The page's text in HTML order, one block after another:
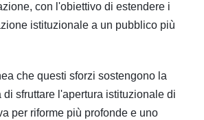
con l'obiettivo di estendere i
istituzionale a un pubblico più
che questi sforzi sostengono la
sfruttare l'apertura istituzionale di
per riforme più profonde e uno